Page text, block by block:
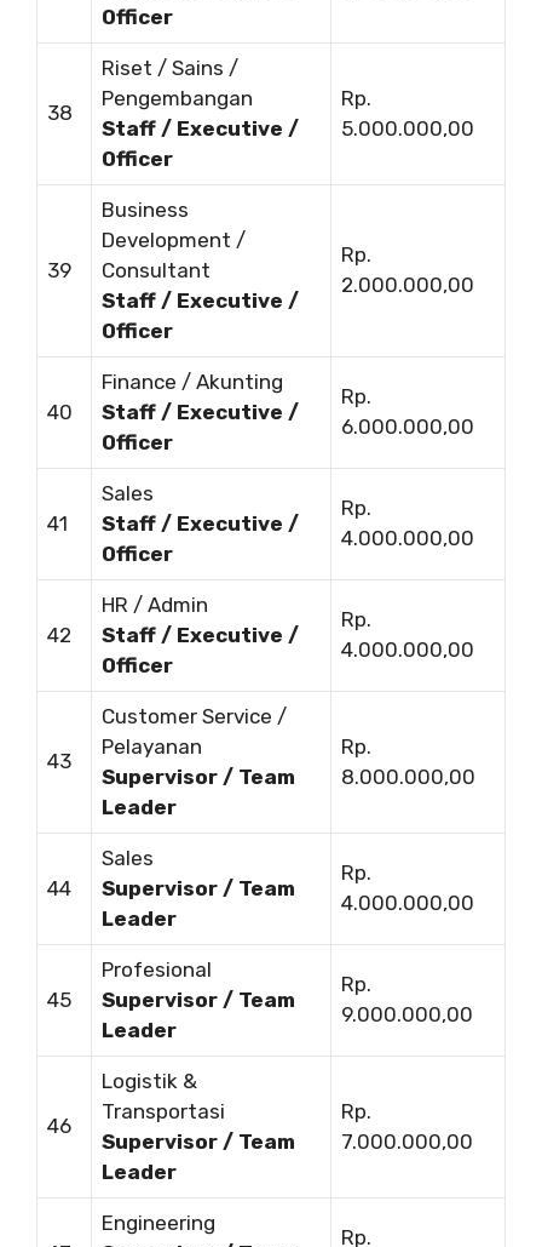
Officer
38
Riset / Sains /
Pengembangan
Staff / Executive /
Officer
Rp.
5.000.000,00
39
Business
Development /
Consultant
Staff / Executive /
Officer
Rp.
2.000.000,00
40
Finance / Akunting
Staff / Executive /
Officer
Rp.
6.000.000,00
41
Sales
Staff / Executive /
Officer
Rp.
4.000.000,00
42
HR / Admin
Staff / Executive /
Officer
Rp.
4.000.000,00
43
Customer Service /
Pelayanan
Supervisor / Team
Leader
Rp.
8.000.000,00
44
Sales
Supervisor / Team
Leader
Rp.
4.000.000,00
45
Profesional
Supervisor / Team
Leader
Rp.
9.000.000,00
46
Logistik &
Transportasi
Supervisor / Team
Leader
Rp.
7.000.000,00
Engineering
Rp.